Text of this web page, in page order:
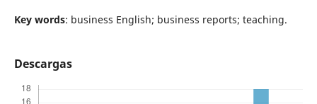
Key words: business English; business reports; teaching.
Descargas